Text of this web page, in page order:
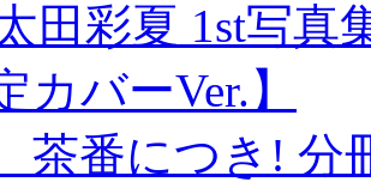
田彩夏 1st写
カバーVer.】
茶番につき! 分